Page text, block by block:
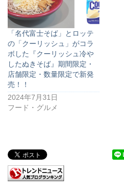
「名代富士そば」とロッテ
の「クーリッシュ」がコラ
ボした『クーリッシュ冷や
したぬきそば』期間限定・
店舗限定・数量限定で新発
売！！
2024年7月31日
フード・グルメ